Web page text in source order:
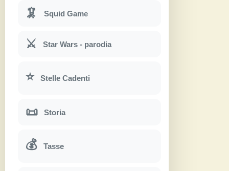
🦑 Squid Game
⚔ Star Wars - parodia
⭐ Stelle Cadenti
📜 Storia
💰 Tasse